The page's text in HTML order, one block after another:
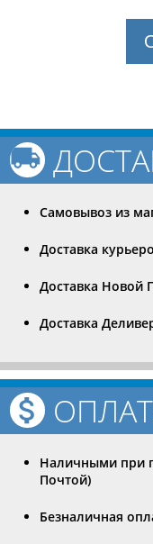
Самовывоз из
Доставка
Доставка Новой
Доставка
Наличными при
Почтой)
Безналичная